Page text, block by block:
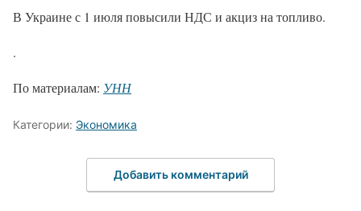
В Украине с 1 июля повысили НДС и акциз на топливо.
.
По материалам: УНН
Категории: Экономика
Добавить комментарий